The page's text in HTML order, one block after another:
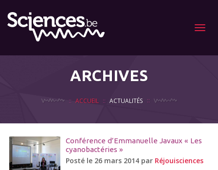
Menu
ARCHIVES
ACCUEIL ACTUALITÉS
Conférence d’Emmanuelle Javaux « Les
cyanobactéries »
Posté le 26 mars 2014 par Réjouisciences